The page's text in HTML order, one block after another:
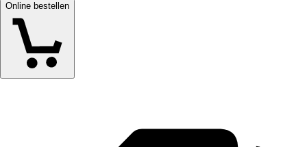
Online bestellen